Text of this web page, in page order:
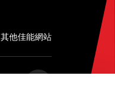
其他佳能網站